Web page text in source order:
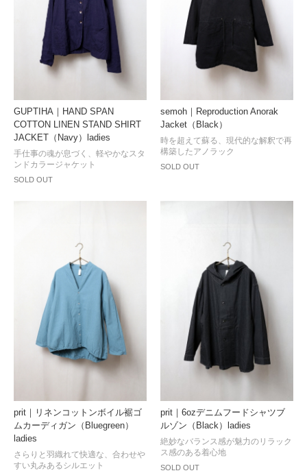
GUPTIHA｜HAND SPAN
COTTON LINEN STAND SHIRT
JACKET（Navy）ladies
SOLD OUT
手仕事の魂が息づく、軽やかなスタ
ンドカラージャケット
semoh｜Reproduction Anorak
Jacket（Black）
SOLD OUT
時を超えて蘇る、現代的な解釈で再
構築したアノラック
prit｜リネンコットンボイル裾ゴ
ムカーディガン（Bluegreen）
ladies
さらりと羽織れて快適な、合わせや
すい丸みあるシルエット
prit｜6ozデニムフードシャツブ
ルゾン（Black）ladies
SOLD OUT
絶妙なバランス感が魅力のリラック
ス感のある着心地